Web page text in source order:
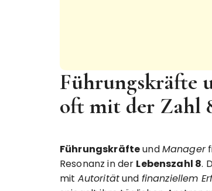
Führungskräfte
oft mit der Zahl
FührungskräfteundManager
Resonanz in der Lebenszahl 8.
mit Autoritätund finanziellem